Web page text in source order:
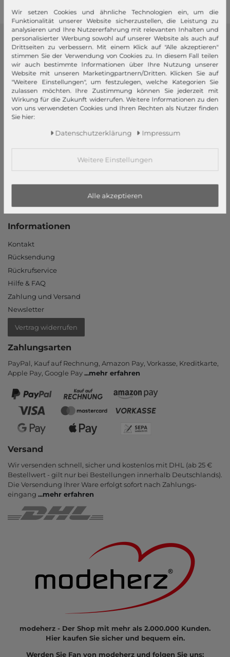
modeherz
Impressum
AGB
Widerrufsrecht
Datenschutzerklärung
Datenschutzeinstellungen
Barrierefreiheitserklärung
Informationen
Kontakt
Rücksendung
Rückrufservice
Hilfe & FAQ
Zahlung und Versand
Newsletter
Vertrag widerrufen
Zahlungsarten
PayPal, Kauf auf Rechnung, Amazon Pay, Vor­kasse, Kredit­karte,
Apple Pay, Google Pay...mehr erfahren
Versand
Wir versenden schnell, sicher und kostenlos mit DHL (ab 25 €
Bestell­wert - gilt nur bei Bestel­lungen inner­halb Deutsch­lands).
Die Ver­sendung Ihrer Ware er­folgt sofort nach Zahlungs­
eingang ...mehr erfahren
modeherz - Der Shop mit mehr als 2.000.000 Kunden.
Hier kaufen Sie sicher und bequem ein.
Werden Sie Fan von modeherz und folgen Sie uns:
Wir setzen Cookies und ähnliche Technologien ein, um die
Funktionalität unserer Website sicherzustellen, die Leistung zu
analysieren und Ihre Nutzererfahrung mit relevanten Inhalten und
personalisierter Werbung sowohl auf unserer Website als auch auf
Drittseiten zu verbessern. Mit einem Klick auf "Alle akzeptieren"
stimmen Sie der Verwendung von Cookies zu. In diesem Fall teilen
wir auch bestimmte Informationen über Ihre Nutzung unserer
Website mit unseren Marketingpartnern/Dritten. Klicken Sie auf
"Weitere Einstellungen", um festzulegen, welche Kategorien Sie
zulassen möchten. Ihre Zustimmung können Sie jederzeit mit
Wirkung für die Zukunft widerrufen. Weitere Informationen zu den
von uns verwendeten Cookies und Ihren Rechten als Nutzer finden
Sie hier:
Daten­schutz­erklärung Impressum
Weitere Einstellungen
Alle akzeptieren